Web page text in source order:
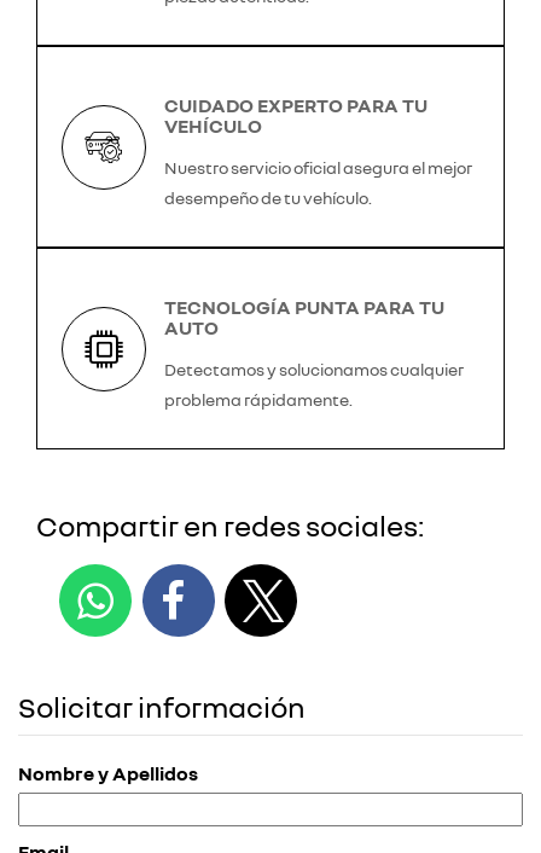
CUIDADO EXPERTO PARA TU
VEHÍCULO
Nuestro servicio oficial asegura el mejor
desempeño de tu vehículo.
TECNOLOGÍA PUNTA PARA TU
AUTO
Detectamos y solucionamos cualquier
problema rápidamente.
Compartir en redes sociales:
Solicitar información
Nombre y Apellidos